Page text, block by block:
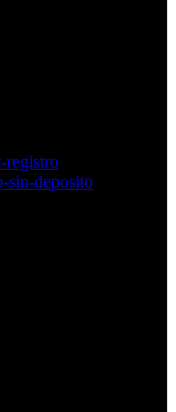
registro
sin-deposito